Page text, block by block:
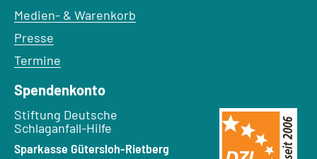
Medien- & Warenkorb
Presse
Termine
Spendenkonto
Empfänger:
Stiftung Deutsche
Schlaganfall-Hilfe
Bank:
Sparkasse Gütersloh-Rietberg